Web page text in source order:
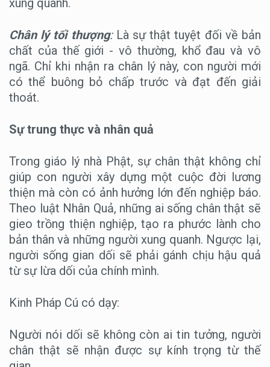
xung quanh.
Chân lý tối thượng: Là sự thật tuyệt đối về bản
chất của thế giới - vô thường, khổ đau và vô
ngã. Chỉ khi nhận ra chân lý này, con người mới
có thể buông bỏ chấp trước và đạt đến giải
thoát.
Sự trung thực và nhân quả
Trong giáo lý nhà Phật, sự chân thật không chỉ
giúp con người xây dựng một cuộc đời lương
thiện mà còn có ảnh hưởng lớn đến nghiệp báo.
Theo luật Nhân Quả, những ai sống chân thật sẽ
gieo trồng thiện nghiệp, tạo ra phước lành cho
bản thân và những người xung quanh. Ngược lại,
người sống gian dối sẽ phải gánh chịu hậu quả
từ sự lừa dối của chính mình.
Kinh Pháp Cú có dạy:
Người nói dối sẽ không còn ai tin tưởng, người
chân thật sẽ nhận được sự kính trọng từ thế